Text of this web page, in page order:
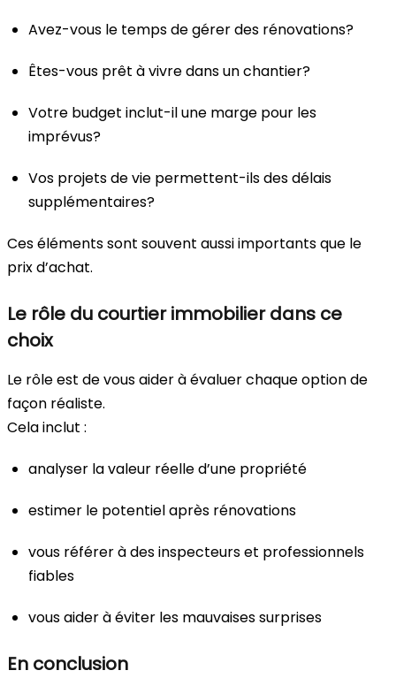
Avez-vous le temps de gérer des rénovations?
Êtes-vous prêt à vivre dans un chantier?
Votre budget inclut-il une marge pour les
imprévus?
Vos projets de vie permettent-ils des délais
supplémentaires?
Ces éléments sont souvent aussi importants que le
prix d’achat.
Le rôle du courtier immobilier dans ce
choix
Le rôle est de vous aider à évaluer chaque option de
façon réaliste.
Cela inclut :
analyser la valeur réelle d’une propriété
estimer le potentiel après rénovations
vous référer à des inspecteurs et professionnels
fiables
vous aider à éviter les mauvaises surprises
En conclusion